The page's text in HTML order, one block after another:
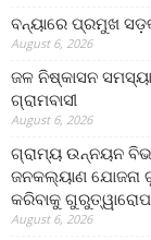
ବନ୍ୟାରେ ପ୍ରମୁଖ
August 6, 2026
ଜଳ ନିଷ୍କାସନ
ଗ୍ରାମବାସୀ
August 6, 2026
ଗ୍ରାମ୍ୟ ଉନ୍ନୟନ
ଜନକଲ୍ୟାଣ ଯୋଜନା
କରିବାକୁ ଗୁରୁତ୍ୱାରୋପ
August 6, 2026